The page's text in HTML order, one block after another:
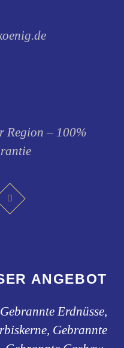
Region – 100%
ANGEBOT
Erdnüsse,
Gebrannte